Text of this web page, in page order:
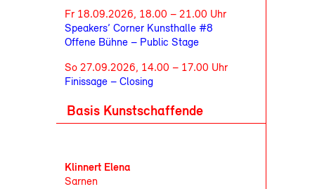
Fr 18.09.2026, 18.00 – 21.00 Uhr
Speakers’ Corner Kunsthalle #8
Offene Bühne – Public Stage
So 27.09.2026, 14.00 – 17.00 Uhr
Finissage – Closing
Basis Kunstschaffende
Klinnert Elena
Sarnen